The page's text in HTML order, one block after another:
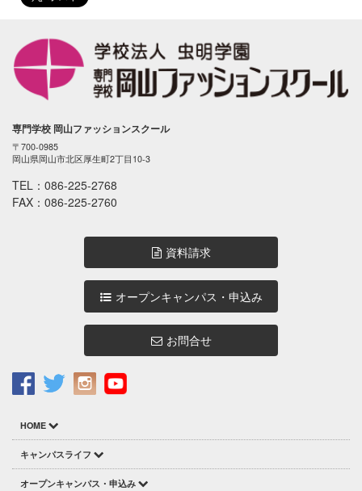
専門学校 岡山ファッションスクール
〒700-0985
岡山県岡山市北区厚生町2丁目10-3
TEL： 086-225-2768
FAX：086-225-2760
資料請求
オープンキャンパス・申込み
お問合せ
HOME
キャンパスライフ
オープンキャンパス・申込み